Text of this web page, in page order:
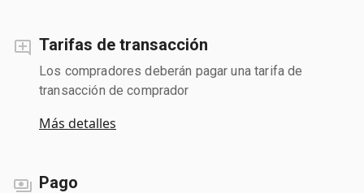
Tarifas de transacción
Los compradores deberán pagar una tarifa de
transacción de comprador
Más detalles
Pago